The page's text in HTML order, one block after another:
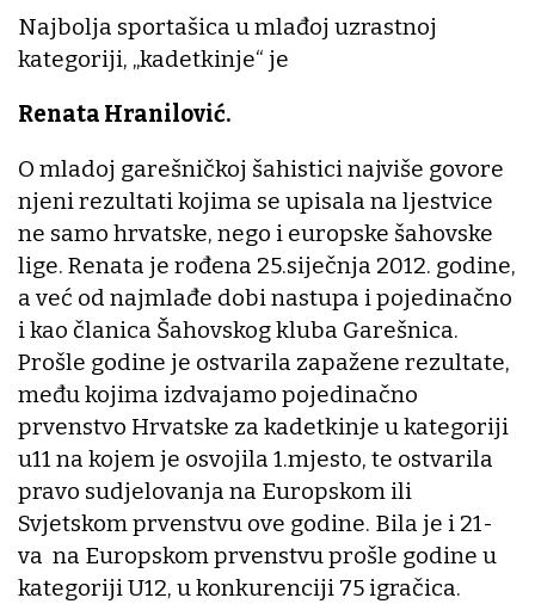
Najbolja sportašica u mlađoj uzrastnoj
kategoriji, „kadetkinje“ je
Renata Hranilović.
O mladoj garešničkoj šahistici najviše govore
njeni rezultati kojima se upisala na ljestvice
ne samo hrvatske, nego i europske šahovske
lige. Renata je rođena 25.siječnja 2012. godine,
a već od najmlađe dobi nastupa i pojedinačno
i kao članica Šahovskog kluba Garešnica.
Prošle godine je ostvarila zapažene rezultate,
među kojima izdvajamo pojedinačno
prvenstvo Hrvatske za kadetkinje u kategoriji
u11 na kojem je osvojila 1.mjesto, te ostvarila
pravo sudjelovanja na Europskom ili
Svjetskom prvenstvu ove godine. Bila je i 21-
va na Europskom prvenstvu prošle godine u
kategoriji U12, u konkurenciji 75 igračica.